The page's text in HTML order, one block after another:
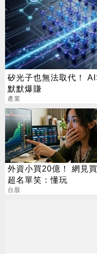
矽光子也無法取代！
默默爆賺
產業
外資小買20億！ 網見
超名單笑：懂玩
台股